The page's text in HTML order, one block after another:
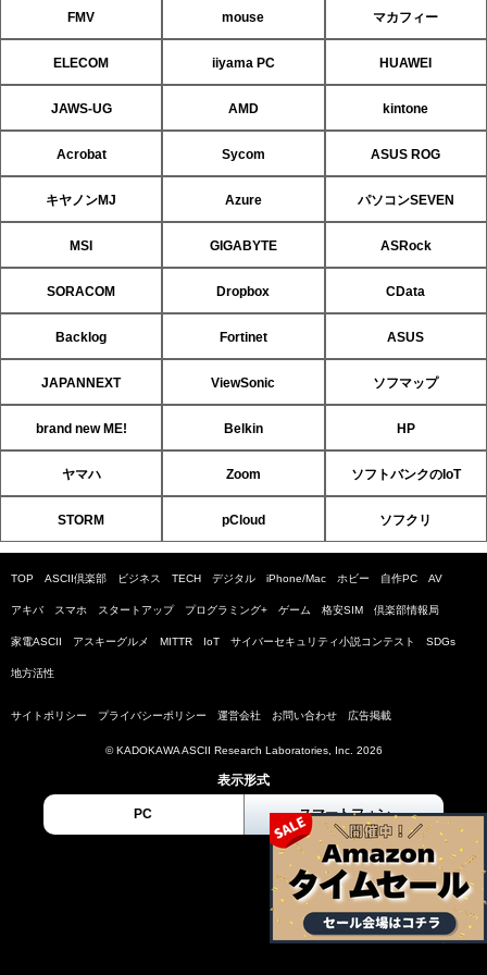
FMV mouse マカフィー
ELECOM iiyama PC HUAWEI
JAWS-UG AMD kintone
Acrobat Sycom ASUS ROG
キヤノンMJ Azure パソコンSEVEN
MSI GIGABYTE ASRock
SORACOM Dropbox CData
Backlog Fortinet ASUS
JAPANNEXT ViewSonic ソフマップ
brand new ME! Belkin HP
ヤマハ Zoom ソフトバンクのIoT
STORM pCloud ソフクリ
TOP ASCII倶楽部 ビジネス TECH デジタル iPhone/Mac ホビー 自作PC AV
アキバ スマホ スタートアップ プログラミング+ ゲーム 格安SIM 倶楽部情報局
家電ASCII アスキーグルメ MITTR IoT サイバーセキュリティ小説コンテスト SDGs
地方活性
サイトポリシー プライバシーポリシー 運営会社 お問い合わせ 広告掲載
© KADOKAWA ASCII Research Laboratories, Inc. 2026
表示形式
PC スマートフォン